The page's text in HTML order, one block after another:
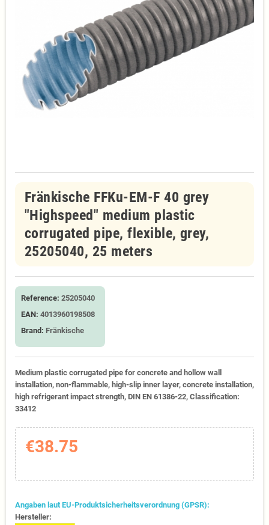
Fränkische FFKu-EM-F 40 grey
"Highspeed" medium plastic
corrugated pipe, flexible, grey,
25205040, 25 meters
Reference: 25205040
EAN: 4013960198508
Brand: Fränkische
Medium plastic corrugated pipe for concrete and hollow wall
installation, non-flammable, high-slip inner layer, concrete installation,
high refrigerant impact strength, DIN EN 61386-22, Classification:
33412
€38.75
Angaben laut EU-Produktsicherheitsverordnung (GPSR):
Hersteller: